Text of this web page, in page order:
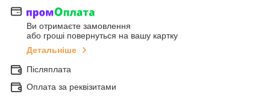
Ви отримаєте замовлення
або гроші повернуться на вашу картку
Детальніше
Післяплата
Оплата за реквізитами